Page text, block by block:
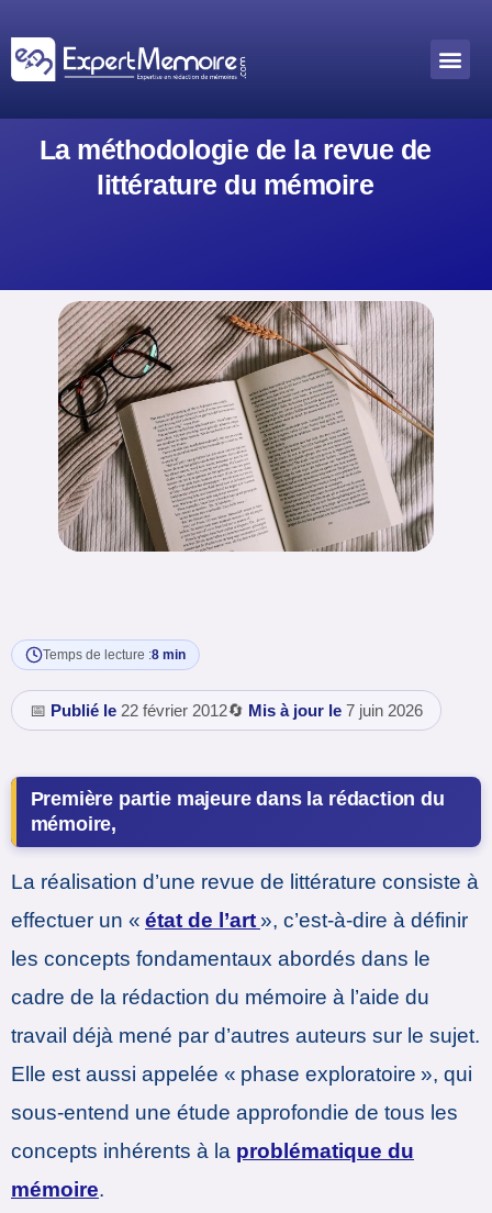
au
contenu
La méthodologie de la revue de
littérature du mémoire
Temps de lecture :8 min
📅 Publié le 22 février 2012🔄 Mis à jour le 7 juin 2026
Première partie majeure dans la rédaction du
mémoire,
La réalisation d’une revue de littérature consiste à
effectuer un « état de l’art», c’est-à-dire à définir
les concepts fondamentaux abordés dans le
cadre de la rédaction du mémoire à l’aide du
travail déjà mené par d’autres auteurs sur le sujet.
Elle est aussi appelée « phase exploratoire », qui
sous-entend une étude approfondie de tous les
concepts inhérents à la problématique du
mémoire.